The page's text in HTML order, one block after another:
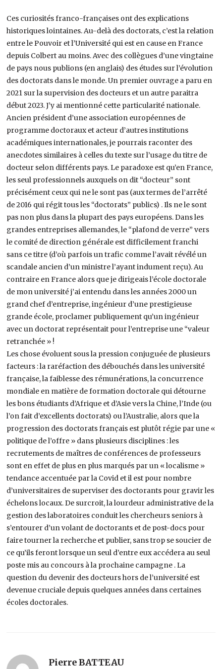
Ces curiosités franco-françaises ont des explications
historiques lointaines. Au-delà des doctorats, c’est la relation
entre le Pouvoir et l’Université qui est en cause en France
depuis Colbert au moins. Avec des collègues d’une vingtaine
de pays nous publions (en anglais) des études sur l’évolution
des doctorats dans le monde. Un premier ouvrage a paru en
2021 sur la supervision des docteurs et un autre paraitra
début 2023. J’y ai mentionné cette particularité nationale.
Ancien président d’une association européennes de
programme doctoraux et acteur d’autres institutions
académiques internationales, je pourrais raconter des
anecdotes similaires à celles du texte sur l’usage du titre de
docteur selon différents pays. Le paradoxe est qu’en France,
les seul professionnels auxquels on dit “docteur” sont
précisément ceux qui ne le sont pas (aux termes de l’arrêté
de 2016 qui régit tous les “doctorats” publics) . Ils ne le sont
pas non plus dans la plupart des pays européens. Dans les
grandes entreprises allemandes, le “plafond de verre” vers
le comité de direction générale est difficilement franchi
sans ce titre (d’où parfois un trafic comme l’avait révélé un
scandale ancien d’un ministre l’ayant indument reçu). Au
contraire en France alors que je dirigeais l’école doctorale
de mon université j’ai entendu dans les années 2000 un
grand chef d’entreprise, ingénieur d’une prestigieuse
grande école, proclamer publiquement qu’un ingénieur
avec un doctorat représentait pour l’entreprise une “valeur
retranchée » !
Les chose évoluent sous la pression conjuguée de plusieurs
facteurs : la raréfaction des débouchés dans les université
française, la faiblesse des rémunérations, la concurrence
mondiale en matière de formation doctorale qui détourne
les bons étudiants d’Afrique et d’Asie vers la Chine, l’Inde (ou
l’on fait d’excellents doctorats) ou l’Australie, alors que la
progression des doctorats français est plutôt régie par une «
politique de l’offre » dans plusieurs disciplines : les
recrutements de maîtres de conférences de professeurs
sont en effet de plus en plus marqués par un « localisme »
tendance accentuée par la Covid et il est pour nombre
d’universitaires de superviser des doctorants pour gravir les
échelons locaux. De surcroit, la lourdeur administrative de la
gestion des laboratoires conduit les chercheurs seniors à
s’entourer d’un volant de doctorants et de post-docs pour
faire tourner la recherche et publier, sans trop se soucier de
ce qu’ils feront lorsque un seul d’entre eux accédera au seul
poste mis au concours à la prochaine campagne . La
question du devenir des docteurs hors de l’université est
devenue cruciale depuis quelques années dans certaines
écoles doctorales.
Pierre BATTEAU